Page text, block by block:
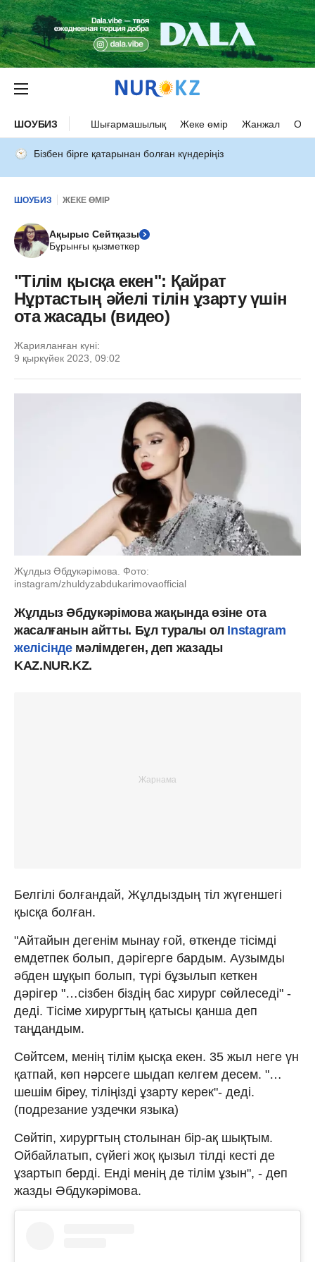
ШОУБИЗ Шығармашылық Жеке өмір Жанжал
Бізбен бірге қатарынан болған күндеріңіз
ШОУБИЗ ЖЕКЕ ӨМІР
Ақырыс Сейтқазы
Бұрынғы қызметкер
"Тілім қысқа екен": Қайрат
Нұртастың әйелі тілін ұзарту үшін
ота жасады (видео)
Жарияланған күні:
9 қыркүйек 2023, 09:02
Жұлдыз Әбдукәрімова. Фото:
instagram/zhuldyzabdukarimovaofficial
Жұлдыз Әбдукәрімова жақында өзіне ота
жасалғанын айтты. Бұл туралы олInstagram
желісінде мәлімдеген, деп жазады
KAZ.NUR.KZ.
Белгілі болғандай, Жұлдыздың тіл жүгеншегі
қысқа болған.
"Айтайын дегенім мынау ғой, өткенде тісімді
емдетпек болып, дәрігерге бардым. Аузымды
әбден шұқып болып, түрі бұзылып кеткен
дәрігер "…сізбен біздің бас хирург сөйлеседі" -
деді. Тісіме хирургтың қатысы қанша деп
таңдандым.
Сөйтсем, менің тілім қысқа екен. 35 жыл неге үн
қатпай, көп нәрсеге шыдап келгем десем. "…
шешім біреу, тіліңізді ұзарту керек"- деді.
(подрезание уздечки языка)
Сөйтіп, хирургтың столынан бір-ақ шықтым.
Ойбайлатып, сүйегі жоқ қызыл тілді кесті де
ұзартып берді. Енді менің де тілім ұзын", - деп
жазды Әбдукәрімова.